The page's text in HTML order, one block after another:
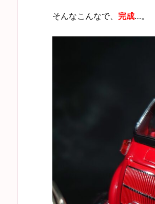
そんなこんなで、 完成…。